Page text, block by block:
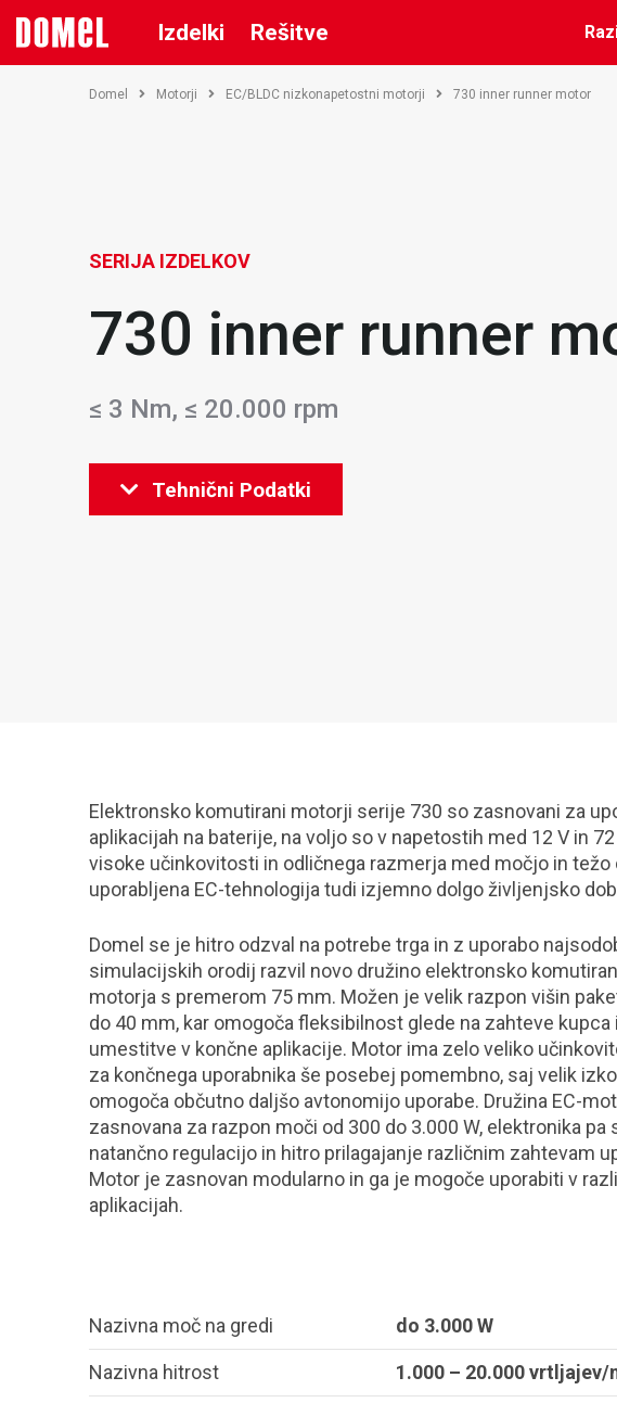
Izdelki Rešitve
Domel Motorji EC/BLDC nizkonapetostni motorji 730 inner runner motor
SERIJA IZDELKOV
730 inner runner
≤ 3 Nm, ≤ 20.000 rpm
Tehnični Podatki
Elektronsko komutirani motorji serije 730 so zasnovani za
aplikacijah na baterije, na voljo so v napetostih med 12 V in 72
visoke učinkovitosti in odličnega razmerja med močjo in težo
uporabljena EC-tehnologija tudi izjemno dolgo življenjsko
Domel se je hitro odzval na potrebe trga in z uporabo
simulacijskih orodij razvil novo družino elektronsko
motorja s premerom 75 mm. Možen je velik razpon višin
do 40 mm, kar omogoča fleksibilnost glede na zahteve kupca
umestitve v končne aplikacije. Motor ima zelo veliko
za končnega uporabnika še posebej pomembno, saj velik
omogoča občutno daljšo avtonomijo uporabe. Družina EC-
zasnovana za razpon moči od 300 do 3.000 W, elektronika pa
natančno regulacijo in hitro prilagajanje različnim zahtevam
Motor je zasnovan modularno in ga je mogoče uporabiti v
aplikacijah.
Nazivna moč na gredi do 3.000 W
Nazivna hitrost 1.000 – 20.000 vrtljajev/